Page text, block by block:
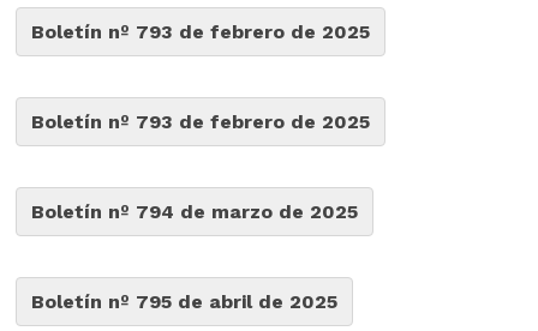
Boletín nº 793 de febrero de 2025
Boletín nº 793 de febrero de 2025
Boletín nº 794 de marzo de 2025
Boletín nº 795 de abril de 2025